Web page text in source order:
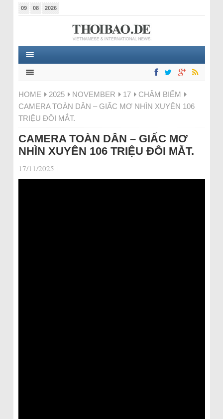
09 08 2026
HOME 2025 NOVEMBER 17
CHÂM BIẾM
CAMERA TOÀN DÂN – GIẤC MƠ NHÌN XUYÊN 106
TRIỆU ĐÔI MẮT.
CAMERA TOÀN DÂN – GIẤC MƠ
NHÌN XUYÊN 106 TRIỆU ĐÔI MẮT.
17/11/2025 |